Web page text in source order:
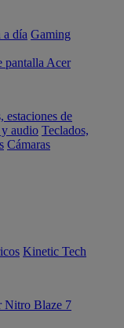
a día Gaming
pantalla Acer
estaciones de
audio Teclados,
Cámaras
Kinetic Tech
Nitro Blaze 7